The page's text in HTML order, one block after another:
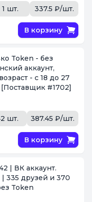
1 шт. 337.5 ₽/шт.
В корзину
Token - без
аккаунт,
- с 18 до 27
[Поставщик #1702]
шт. 387.45 ₽/шт.
В корзину
| ВК аккаунт.
| 335 друзей и 370
Token